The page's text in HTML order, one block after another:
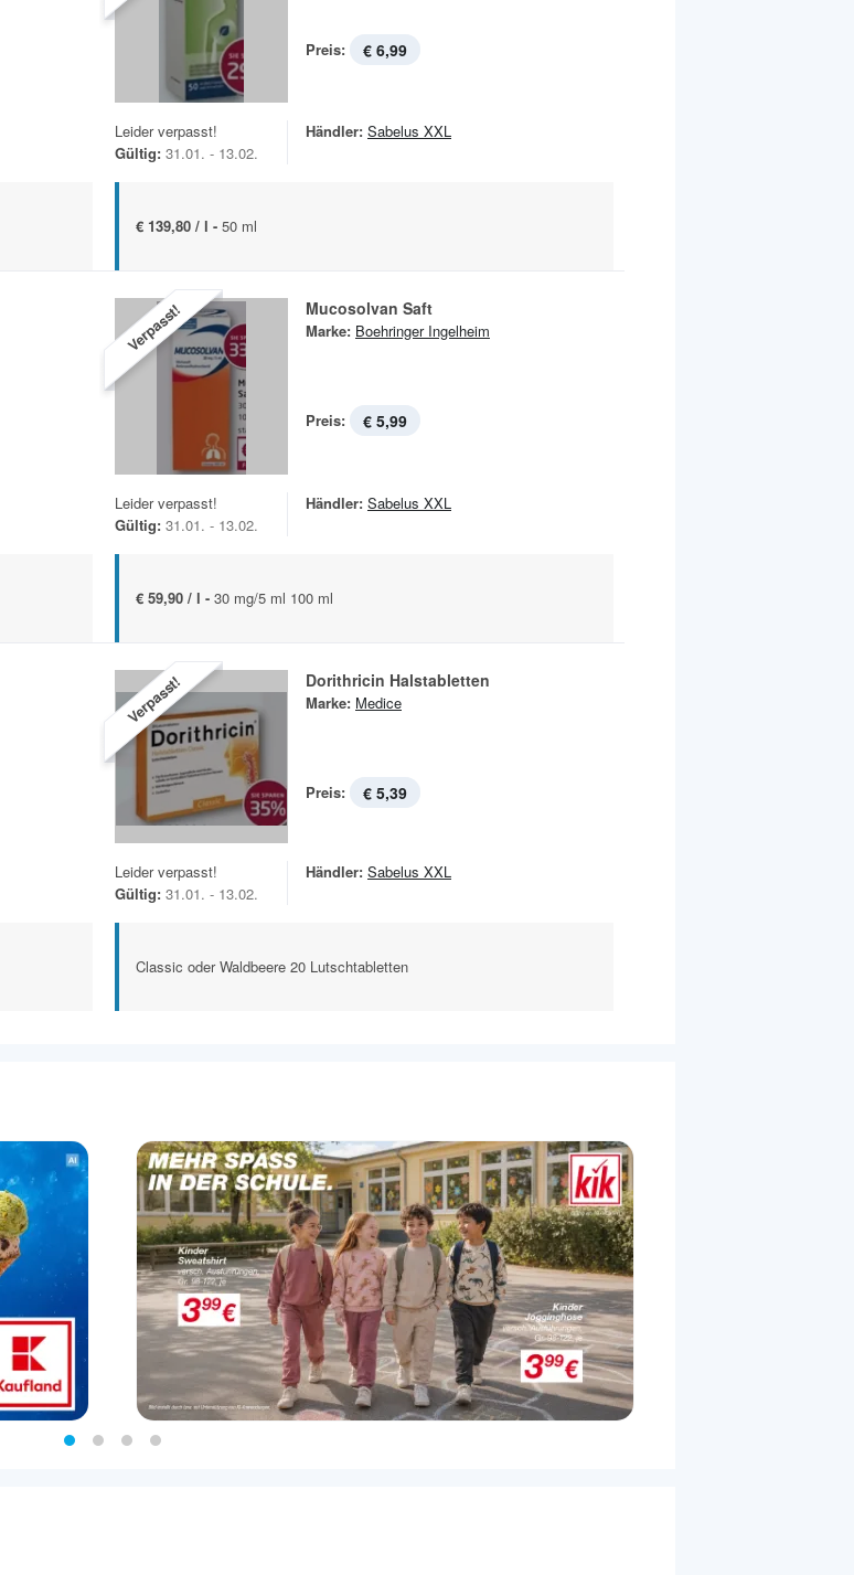
Preis: € 6,99
Leider verpasst!
Gültig: 31.01. - 13.02.
Händler: Sabelus XXL
€ 139,80 / l - 50 ml
Verpasst! Mucosolvan Saft
Marke: Boehringer Ingelheim
Preis: € 5,99
Leider verpasst!
Gültig: 31.01. - 13.02.
Händler: Sabelus XXL
€ 59,90 / l - 30 mg/5 ml 100 ml
Verpasst! Dorithricin Halstabletten
Marke: Medice
Preis: € 5,39
Leider verpasst!
Gültig: 31.01. - 13.02.
Händler: Sabelus XXL
Classic oder Waldbeere 20 Lutschtabletten